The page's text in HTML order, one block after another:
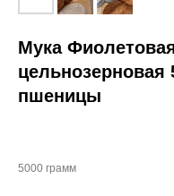
Мука
цельнозерновая
пшеницы
5000 грамм